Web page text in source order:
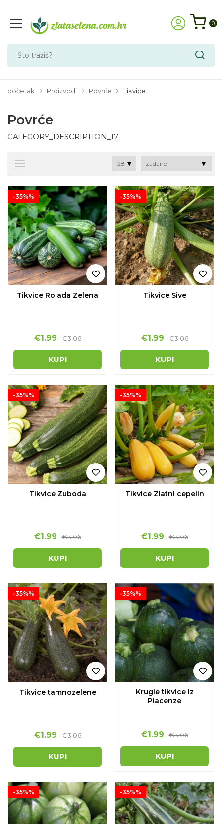
0
početak Proizvodi Povrće Tikvice
Povrće
CATEGORY_DESCRIPTION_17
-35%%
Tikvice Rolada Zelena
€1.99 €3.06
KUPI
-35%%
Tikvice Sive
€1.99 €3.06
KUPI
-35%%
Tikvice Zuboda
€1.99 €3.06
KUPI
-35%%
Tikvice Zlatni cepelin
€1.99 €3.06
KUPI
-35%%
Tikvice tamnozelene
€1.99 €3.06
KUPI
-35%%
Krugle tikvice iz
Piacenze
€1.99 €3.06
KUPI
-35%% -35%%